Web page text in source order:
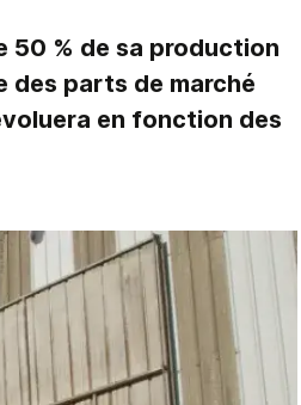
50 % de sa production
des parts de marché
en fonction des